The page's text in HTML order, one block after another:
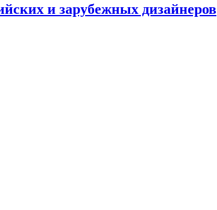
и зарубежных дизайнеров